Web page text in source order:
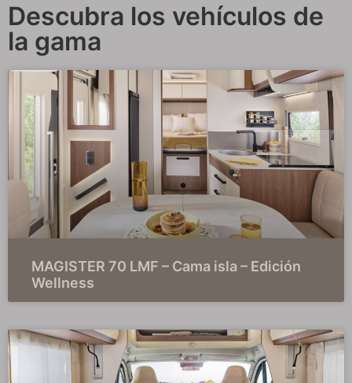
Descubra los vehículos de
la gama
MAGISTER 70 LMF – Cama isla – Edición
Wellness